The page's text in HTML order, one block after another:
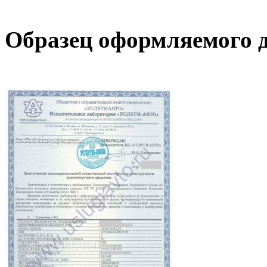
Образец оформляемого